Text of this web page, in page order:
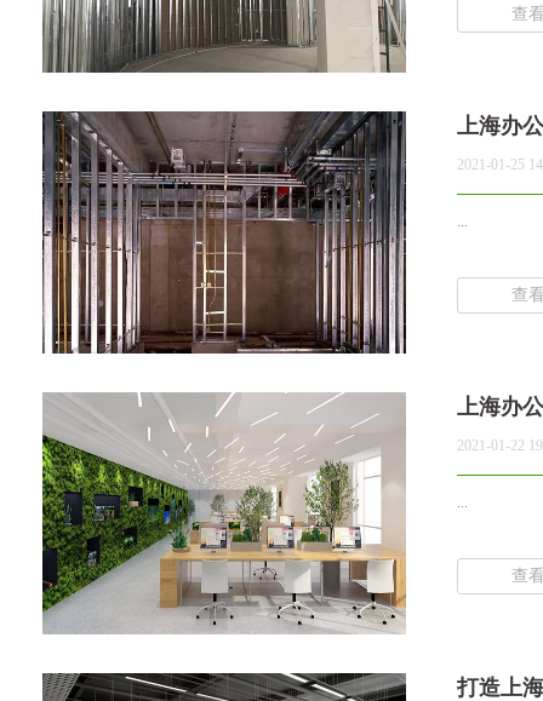
查
上海办
2021-01-25
...
查
上海办
2021-01-22
...
查
打造上